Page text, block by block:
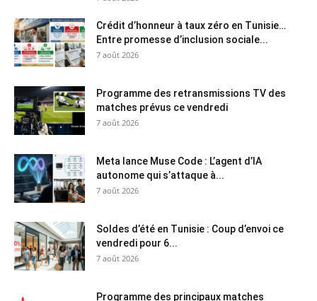
Crédit d’honneur à taux zéro en Tunisie…
Entre promesse d’inclusion sociale...
7 août 2026
Programme des retransmissions TV des
matches prévus ce vendredi
7 août 2026
Meta lance Muse Code : L’agent d’IA
autonome qui s’attaque à...
7 août 2026
Soldes d’été en Tunisie : Coup d’envoi ce
vendredi pour 6...
7 août 2026
Programme des principaux matches